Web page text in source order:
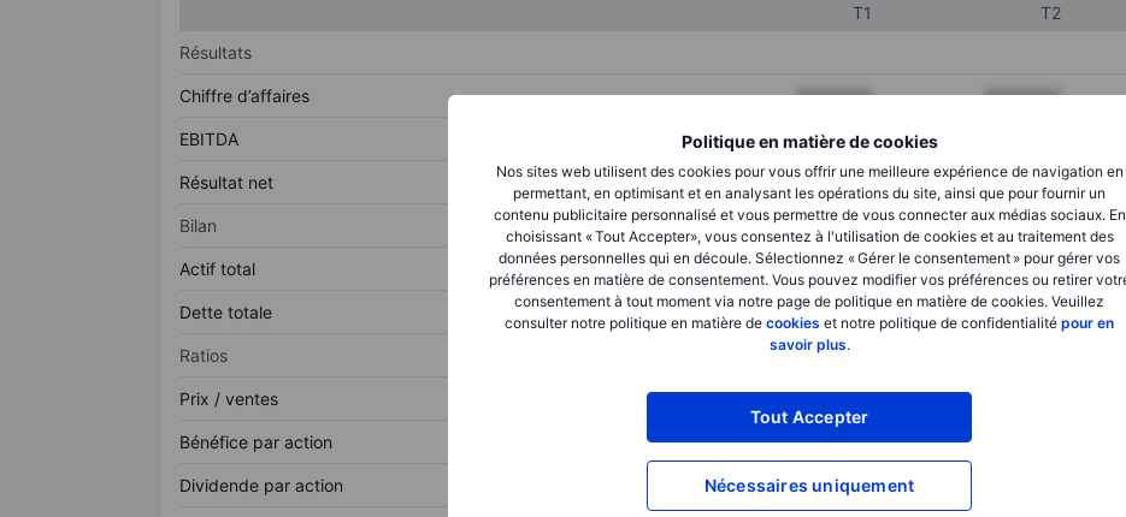
Politique en matière de cookies
Nos sites web utilisent des cookies pour vous offrir une meilleure expérience de navigation en
permettant, en optimisant et en analysant les opérations du site, ainsi que pour fournir un
contenu publicitaire personnalisé et vous permettre de vous connecter aux médias sociaux. En
choisissant « Tout Accepter», vous consentez à l'utilisation de cookies et au traitement des
données personnelles qui en découle. Sélectionnez « Gérer le consentement » pour gérer vos
préférences en matière de consentement. Vous pouvez modifier vos préférences ou retirer
consentement à tout moment via notre page de politique en matière de cookies. Veuillez
consulter notre politique en matière de cookies et notre politique de confidentialité pour en
savoir plus.
Tout Accepter
Nécessaires uniquement
T1 T2
Résultats
Chiffre d’affaires XXXXXXX XXXXXXX
EBITDA XXXXXXX
Résultat net XXXXXXX XXXXXXX
Bilan
Actif total XXXXXXX XXXXXXX
Dette totale XXXXXXX XXXXXXX
Ratios
Prix / ventes XXXXXXX
Bénéfice par action XXXXXXX
Dividende par action XXXXXXX
Ouvrir un compte pour accéder à